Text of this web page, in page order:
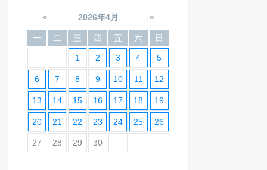
« 2026年4月 »
一 二 三 四 五 六 日
1 2 3 4 5
6 7 8 9 10 11 12
13 14 15 16 17 18 19
20 21 22 23 24 25 26
27 28 29 30